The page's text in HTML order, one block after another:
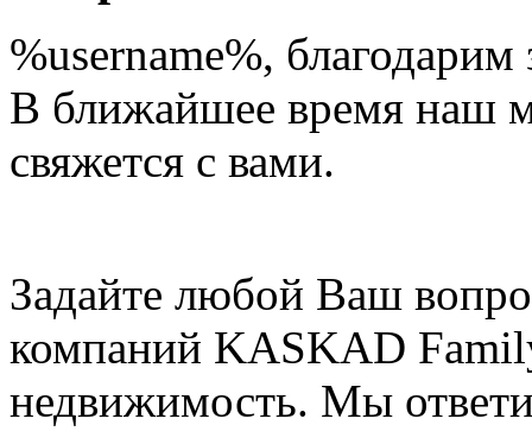
%username%, благодарим
В ближайшее время наш
свяжется с вами.
Задайте любой Ваш
компаний KASKAD
недвижимость. Мы